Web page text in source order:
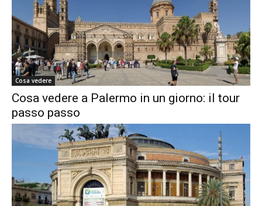
Cosa vedere
Cosa vedere a Palermo in un giorno: il tour
passo passo